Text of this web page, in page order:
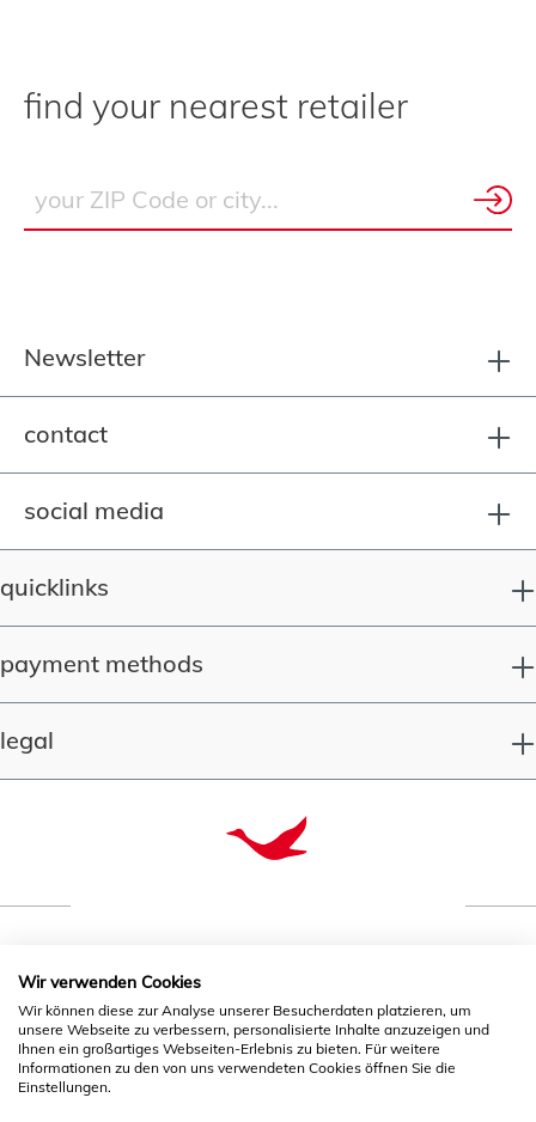
find your nearest retailer
Newsletter
contact
social media
quicklinks
payment methods
legal
quality since 1993
* All prices incl. VAT plusshipping costsand possible
delivery charges, if not stated otherwise.
Wir verwenden Cookies
Wir können diese zur Analyse unserer Besucherdaten platzieren, um
unsere Webseite zu verbessern, personalisierte Inhalte anzuzeigen und
Ihnen ein großartiges Webseiten-Erlebnis zu bieten. Für weitere
Informationen zu den von uns verwendeten Cookies öffnen Sie die
Einstellungen.